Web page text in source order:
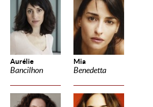
Aurélie
Bancilhon
Mia
Benedetta